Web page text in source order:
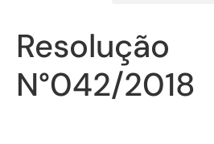
Resolução
N°042/2018